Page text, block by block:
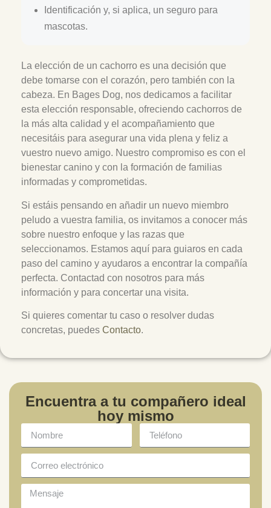
Identificación y, si aplica, un seguro para
mascotas.
La elección de un cachorro es una decisión que
debe tomarse con el corazón, pero también con la
cabeza. En Bages Dog, nos dedicamos a facilitar
esta elección responsable, ofreciendo cachorros de
la más alta calidad y el acompañamiento que
necesitáis para asegurar una vida plena y feliz a
vuestro nuevo amigo. Nuestro compromiso es con el
bienestar canino y con la formación de familias
informadas y comprometidas.
Si estáis pensando en añadir un nuevo miembro
peludo a vuestra familia, os invitamos a conocer más
sobre nuestro enfoque y las razas que
seleccionamos. Estamos aquí para guiaros en cada
paso del camino y ayudaros a encontrar la compañía
perfecta. Contactad con nosotros para más
información y para concertar una visita.
Si quieres comentar tu caso o resolver dudas
concretas, puedes Contacto.
Encuentra a tu compañero ideal
hoy mismo